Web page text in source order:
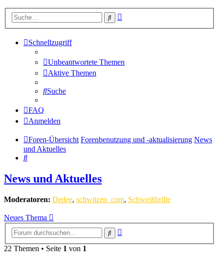
Suche
Schnellzugriff
Unbeantwortete Themen
Aktive Themen
Suche
FAQ
Anmelden
Foren-Übersicht Forenbenutzung und -aktualisierung News
und Aktuelles
Suche
News und Aktuelles
Moderatoren: Dedee, schwitzen_com, Schweißbrille
Neues Thema
Suche
22 Themen • Seite 1 von 1